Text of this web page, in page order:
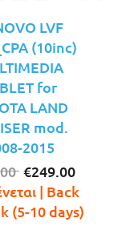
LVF
(10inc)
for
LAND
mod.
2015
Original
price
was:
€249.00
τρέχουσα
τιμή
| Back
(5-10 days)